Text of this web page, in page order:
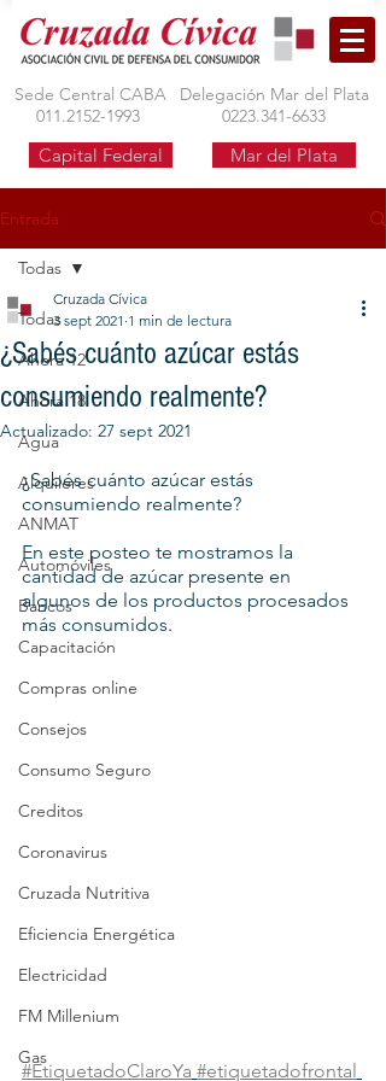
Sede Central CABA
011.2152-1993
Delegación Mar del Plata
0223.341-6633
Capital Federal Mar del Plata
Entrada
Todas
Ahora 12
Ahora 18
Agua
Alquileres
ANMAT
Automóviles
Bancos
Capacitación
Compras online
Consejos
Consumo Seguro
Creditos
Coronavirus
Cruzada Nutritiva
Eficiencia Energética
Electricidad
FM Millenium
Gas
Todas
¿Sabés cuánto azúcar estás
consumiendo realmente?
Cruzada Cívica
3 sept 2021 1 min de lectura
Actualizado: 27 sept 2021
¿Sabés cuánto azúcar estás
consumiendo realmente?
En este posteo te mostramos la
cantidad de azúcar presente en
algunos de los productos procesados
más consumidos.
#EtiquetadoClaroYa #etiquetadofrontal